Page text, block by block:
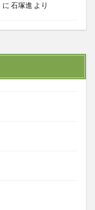
に 石塚進 より